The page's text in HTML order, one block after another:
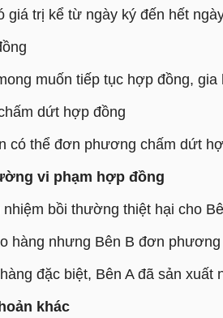
giá trị kể từ ngày ký đến
muốn tiếp tục hợp đồng,
dứt hợp đồng
có thể đơn phương chấm dứt
vi phạm hợp đồng
nhiệm bồi thường thiệt hại cho
hàng nhưng Bên B đơn
đặc biệt, Bên A đã sản
khác